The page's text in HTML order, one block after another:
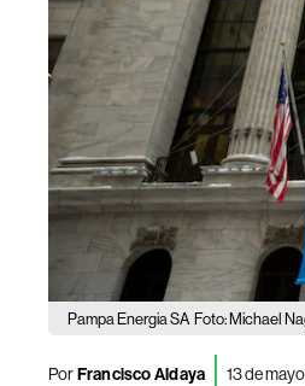
Pampa Energia SA Foto: Michael
PorFrancisco Aldaya 13 de